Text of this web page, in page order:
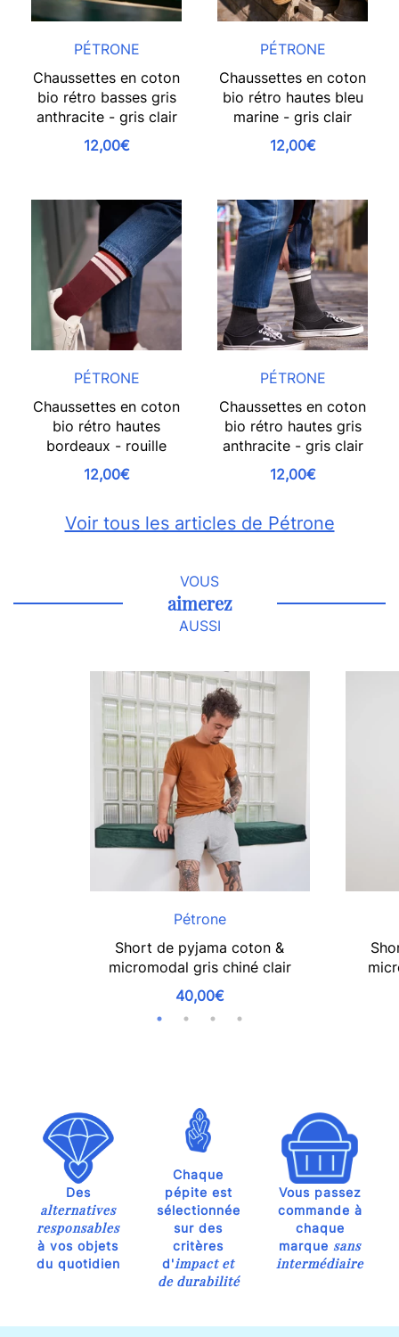
PÉTRONE
Chaussettes en coton
bio rétro basses gris
anthracite - gris clair
12,00€
PÉTRONE
Chaussettes en coton
bio rétro hautes bleu
marine - gris clair
12,00€
PÉTRONE
Chaussettes en coton
bio rétro hautes
bordeaux - rouille
12,00€
PÉTRONE
Chaussettes en coton
bio rétro hautes gris
anthracite - gris clair
12,00€
Voir tous les articles de Pétrone
VOUS
aimerez
AUSSI
Pétrone
Short de pyjama coton &
micromodal gris chiné clair
40,00€
Des
alternatives
responsables
à vos objets
du quotidien
Chaque
pépite est
sélectionnée
sur des
critères
d'impact et
de durabilité
Vous passez
commande à
chaque
marque sans
intermédiaire